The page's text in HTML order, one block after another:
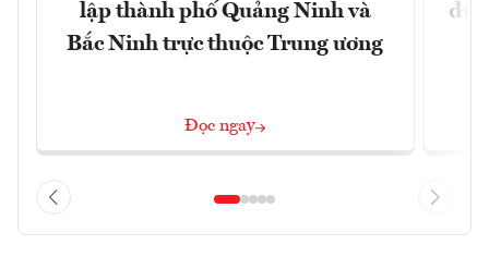
lập thành phố Quảng Ninh và
Bắc Ninh trực thuộc Trung ương
Đọc ngay
đủ